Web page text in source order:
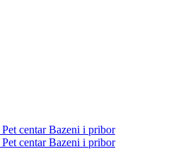
Pet centarBazeni i pribor
Pet centarBazeni i pribor